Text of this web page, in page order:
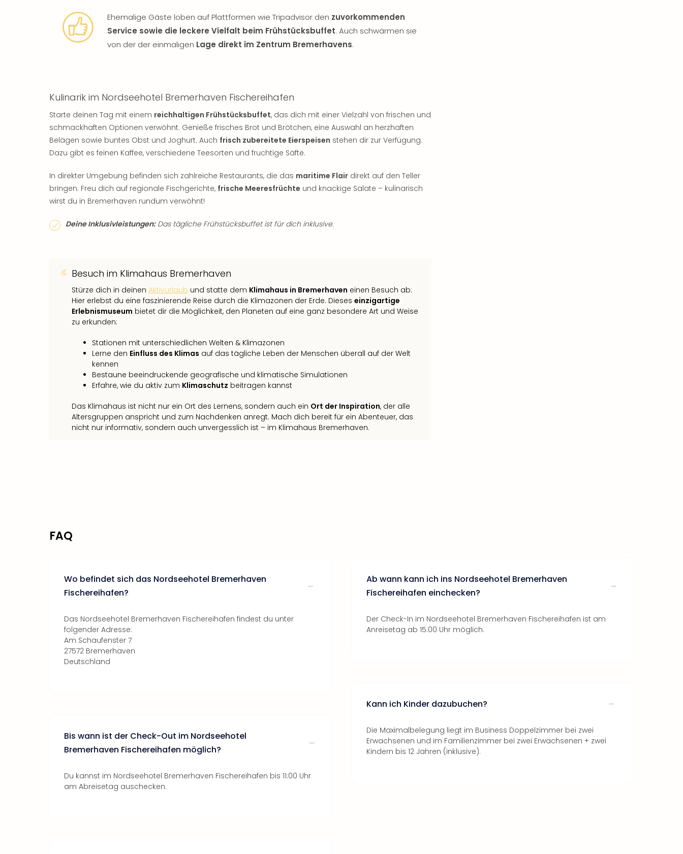
Ehemalige Gäste loben auf Plattformen wie Tripadvisor den zuvorkommenden
Service sowie die leckere Vielfalt beim Frühstücksbuffet. Auch schwärmen sie
von der der einmaligen Lage direkt im Zentrum Bremerhavens.
Kulinarik im Nordseehotel Bremerhaven Fischereihafen
Starte deinen Tag mit einem reichhaltigen Frühstücksbuffet, das dich mit einer Vielzahl von frischen und
schmackhaften Optionen verwöhnt. Genieße frisches Brot und Brötchen, eine Auswahl an herzhaften
Belägen sowie buntes Obst und Joghurt. Auch frisch zubereitete Eierspeisen stehen dir zur Verfügung.
Dazu gibt es feinen Kaffee, verschiedene Teesorten und fruchtige Säfte.
In direkter Umgebung befinden sich zahlreiche Restaurants, die das maritime Flair direkt auf den Teller
bringen. Freu dich auf regionale Fischgerichte, frische Meeresfrüchte und knackige Salate – kulinarisch
wirst du in Bremerhaven rundum verwöhnt!
Deine Inklusivleistungen:Das tägliche Frühstücksbuffet ist für dich inklusive.
Besuch im Klimahaus Bremerhaven
Stürze dich in deinen Aktivurlaub und statte dem Klimahaus in Bremerhaven einen Besuch ab:
Hier erlebst du eine faszinierende Reise durch die Klimazonen der Erde. Dieses einzigartige
Erlebnismuseum bietet dir die Möglichkeit, den Planeten auf eine ganz besondere Art und Weise
zu erkunden:
Stationen mit unterschiedlichen Welten & Klimazonen
Lerne den Einfluss des Klimas auf das tägliche Leben der Menschen überall auf der Welt
kennen
Bestaune beeindruckende geografische und klimatische Simulationen
Erfahre, wie du aktiv zum Klimaschutz beitragen kannst
Das Klimahaus ist nicht nur ein Ort des Lernens, sondern auch ein Ort der Inspiration, der alle
Altersgruppen anspricht und zum Nachdenken anregt. Mach dich bereit für ein Abenteuer, das
nicht nur informativ, sondern auch unvergesslich ist – im Klimahaus Bremerhaven.
FAQ
Wo befindet sich das Nordseehotel Bremerhaven
Fischereihafen?
Das Nordseehotel Bremerhaven Fischereihafen findest du unter
folgender Adresse:
Am Schaufenster 7
27572 Bremerhaven
Deutschland
Bis wann ist der Check-Out im Nordseehotel
Bremerhaven Fischereihafen möglich?
Du kannst im Nordseehotel Bremerhaven Fischereihafen bis 11:00 Uhr
am Abreisetag auschecken.
Ab wann kann ich ins Nordseehotel Bremerhaven
Fischereihafen einchecken?
Der Check-In im Nordseehotel Bremerhaven Fischereihafen ist am
Anreisetag ab 15:00 Uhr möglich.
Kann ich Kinder dazubuchen?
Die Maximalbelegung liegt im Business Doppelzimmer bei zwei
Erwachsenen und im Familienzimmer bei zwei Erwachsenen + zwei
Kindern bis 12 Jahren (inklusive).